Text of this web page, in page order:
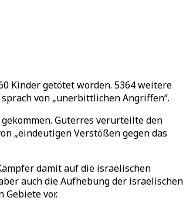
Kinder getötet worden. 5364 weitere
von „unerbittlichen Angriffen“.
Guterres verurteilte den
„eindeutigen Verstößen gegen das
damit auf die israelischen
auch die Aufhebung der israelischen
Gebiete vor.